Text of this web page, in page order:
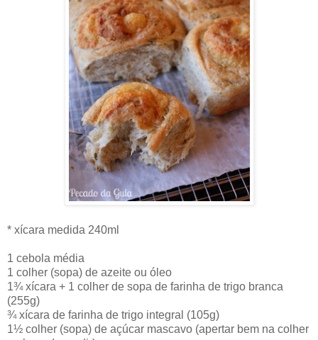
* xícara medida 240ml
1 cebola média
1 colher (sopa) de azeite ou óleo
1¾ xícara + 1 colher de sopa de farinha de trigo branca
(255g)
¾ xícara de farinha de trigo integral (105g)
1½ colher (sopa) de açúcar mascavo (apertar bem na colher